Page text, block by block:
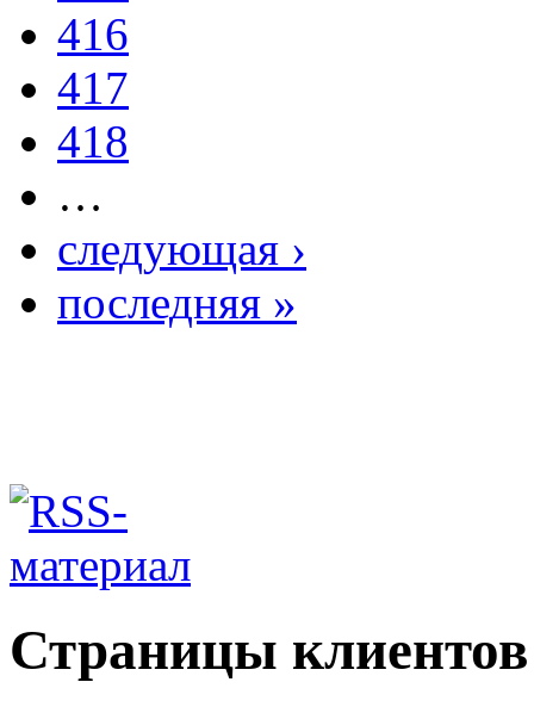
416
417
418
…
следующая ›
последняя »
Страницы клиентов